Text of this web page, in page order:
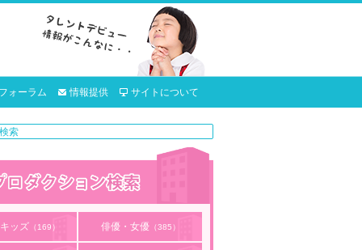
ォーラム 情報提供 サイトについて
ッズ （169） 俳優・女優（385）